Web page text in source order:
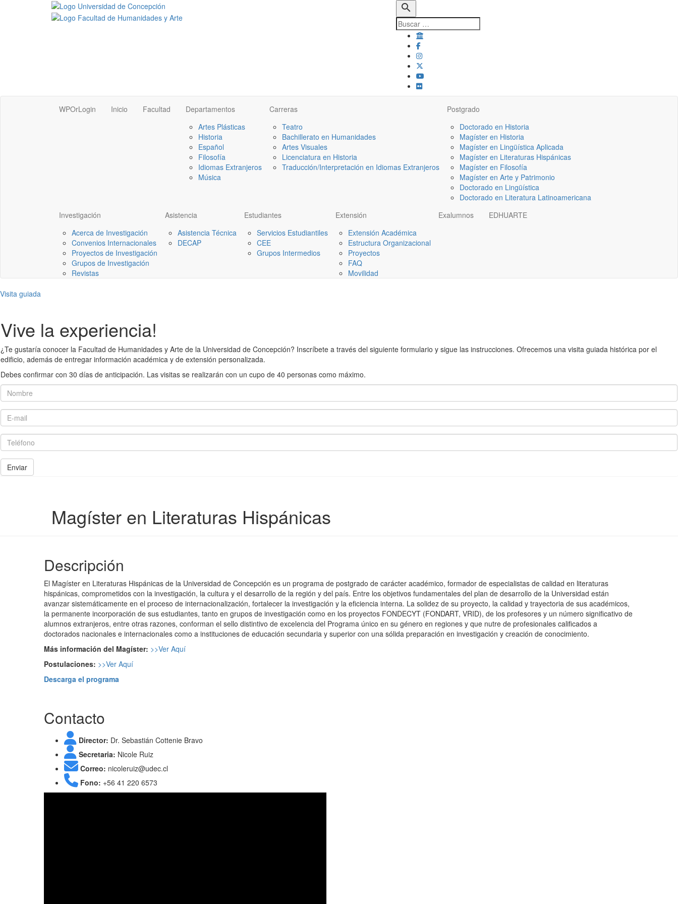
search
WPOrLogin Inicio Facultad
Departamentos
Artes Plásticas
Historia
Español
Filosofía
Idiomas Extranjeros
Música
Carreras
Teatro
Bachillerato en Humanidades
Artes Visuales
Licenciatura en Historia
Traducción/Interpretación en Idiomas Extranjeros
Postgrado
Doctorado en Historia
Magíster en Historia
Magíster en Lingüística Aplicada
Magíster en Literaturas Hispánicas
Magíster en Filosofía
Magíster en Arte y Patrimonio
Doctorado en Lingüística
Doctorado en Literatura Latinoamericana
Investigación
Acerca de Investigación
Convenios Internacionales
Proyectos de Investigación
Grupos de Investigación
Revistas
Asistencia
Asistencia Técnica
DECAP
Estudiantes
Servicios Estudiantiles
CEE
Grupos Intermedios
Extensión
Extensión Académica
Estructura Organizacional
Proyectos
FAQ
Movilidad
Exalumnos EDHUARTE
Visita guiada
Vive la experiencia!
¿Te gustaría conocer la Facultad de Humanidades y Arte de la Universidad de Concepción? Inscríbete a través del siguiente formulario y sigue las instrucciones. Ofrecemos una visita guiada histórica por el
edificio, además de entregar información académica y de extensión personalizada.
Debes confirmar con 30 días de anticipación. Las visitas se realizarán con un cupo de 40 personas como máximo.
Nombre
E-mail
Teléfono
Enviar
Magíster en Literaturas Hispánicas
Descripción
El Magíster en Literaturas Hispánicas de la Universidad de Concepción es un programa de postgrado de carácter académico, formador de especialistas de calidad en literaturas
hispánicas, comprometidos con la investigación, la cultura y el desarrollo de la región y del país. Entre los objetivos fundamentales del plan de desarrollo de la Universidad están
avanzar sistemáticamente en el proceso de internacionalización, fortalecer la investigación y la eficiencia interna. La solidez de su proyecto, la calidad y trayectoria de sus académicos,
la permanente incorporación de sus estudiantes, tanto en grupos de investigación como en los proyectos FONDECYT (FONDART, VRID), de los profesores y un número significativo de
alumnos extranjeros, entre otras razones, conforman el sello distintivo de excelencia del Programa único en su género en regiones y que nutre de profesionales calificados a
doctorados nacionales e internacionales como a instituciones de educación secundaria y superior con una sólida preparación en investigación y creación de conocimiento.
Más información del Magíster: >>Ver Aquí
Postulaciones: >>Ver Aquí
Descarga el programa
Contacto
Director: Dr. Sebastián Cottenie Bravo
Secretaria: Nicole Ruiz
Correo: nicoleruiz@udec.cl
Fono: +56 41 220 6573